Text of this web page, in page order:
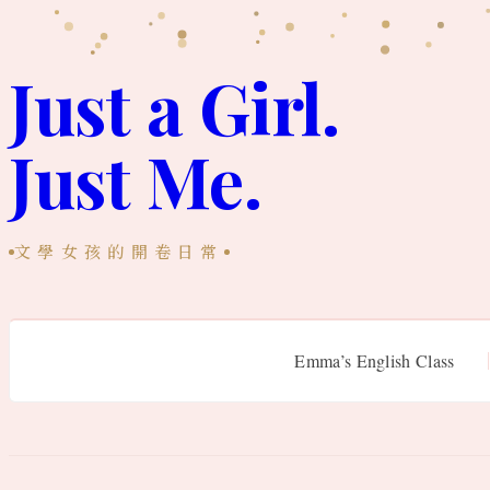
要
內
容
Just a Girl.
Just Me.
文學女孩的開卷日常
Emma’s English Class